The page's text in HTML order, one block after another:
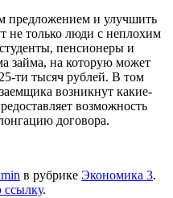
предложением и улучшить
не только люди с неплохим
пенсионеры и
займа, на которую может
ти тысяч рублей. В том
возникнут какие-
возможность
договора.
в рубрике Экономика 3.
ссылку.